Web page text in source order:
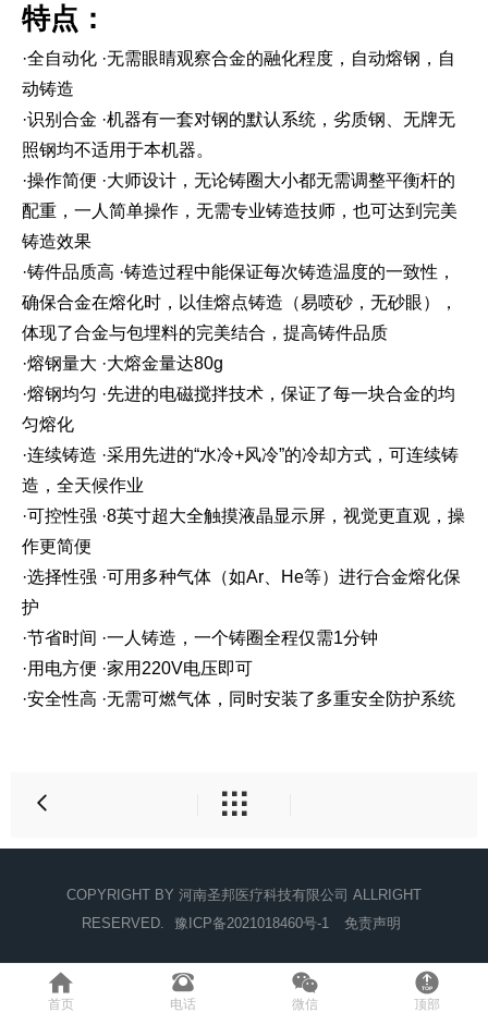
特点：
·全自动化 ·无需眼睛观察合金的融化程度，自动熔钢，自
动铸造
·识别合金 ·机器有一套对钢的默认系统，劣质钢、无牌无
照钢均不适用于本机器。
·操作简便 ·大师设计，无论铸圈大小都无需调整平衡杆的
配重，一人简单操作，无需专业铸造技师，也可达到完美
铸造效果
·铸件品质高 ·铸造过程中能保证每次铸造温度的一致性，
确保合金在熔化时，以佳熔点铸造（易喷砂，无砂眼），
体现了合金与包埋料的完美结合，提高铸件品质
·熔钢量大 ·大熔金量达80g
·熔钢均匀 ·先进的电磁搅拌技术，保证了每一块合金的均
匀熔化
·连续铸造 ·采用先进的“水冷+风冷”的冷却方式，可连续铸
造，全天候作业
·可控性强 ·8英寸超大全触摸液晶显示屏，视觉更直观，操
作更简便
·选择性强 ·可用多种气体（如Ar、He等）进行合金熔化保
护
·节省时间 ·一人铸造，一个铸圈全程仅需1分钟
·用电方便 ·家用220V电压即可
·安全性高 ·无需可燃气体，同时安装了多重安全防护系统

COPYRIGHT BY 河南圣邦医疗科技有限公司 ALLRIGHT
RESERVED.
豫ICP备2021018460号-1 免责声明

首页

电话

微信

顶部